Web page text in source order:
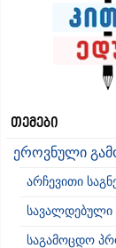
თემები
ეროვნული
არჩევითი
სავალდებული
საგამოცდო